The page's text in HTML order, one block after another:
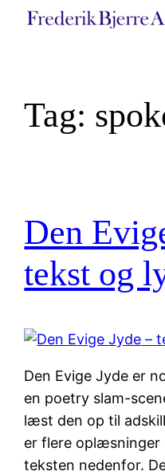
Spring
Tag:
Den
tekst og
Den Evige Jyde er
en poetry slam-
læst den op til
er flere oplæsninger
teksten nedenfor.